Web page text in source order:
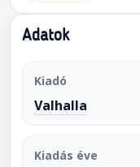
Adatok
Kiadó
Valhalla
Kiadás éve